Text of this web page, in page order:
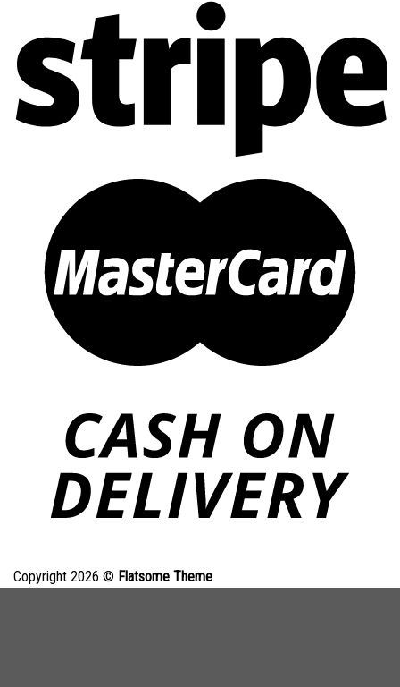
Copyright 2026 © Flatsome Theme